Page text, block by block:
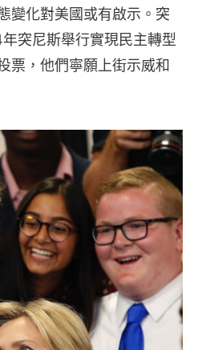
變化對美國或有啟示。突
突尼斯舉行實現民主轉型
票，他們寧願上街示威和